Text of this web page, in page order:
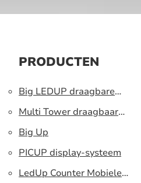
PRODUCTEN
Big LEDUP draagbare
lichtbak
Multi Tower draagbaar
display systeem
Big Up
PICUP display-systeem
LedUp Counter Mobiele